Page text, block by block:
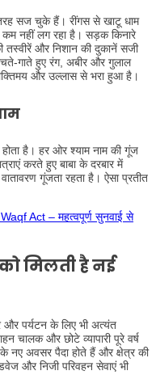
सज चुके हैं। रींगस से खाटू धाम
कम नहीं लग रहा है। सड़क किनारे
तस्वीरें और निशान की दुकानें सजी
गाते हुए रंग, अबीर और गुलाल
और उल्लास से भरा हुआ है।
है। हर ओर श्याम नाम की गूंज
करते हुए बाबा के दरबार में
गूंजता रहता है। ऐसा प्रतीत
Act – महत्वपूर्ण सुनवाई से
मिलती है नई
और पर्यटन के लिए भी अत्यंत
चालक और छोटे व्यापारी पूरे वर्ष
नए अवसर पैदा होते हैं और क्षेत्र की
और निजी परिवहन सेवाएं भी